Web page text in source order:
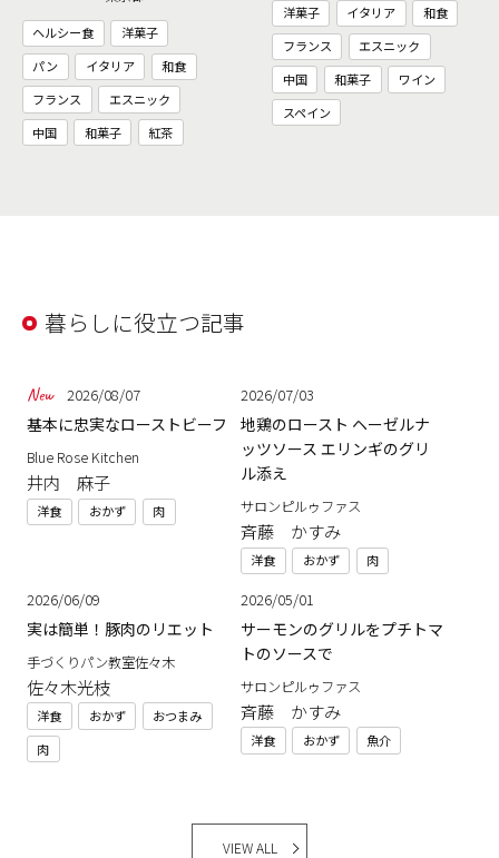
ヘルシー食
洋菓子
パン
イタリア
和食
フランス
エスニック
中国
和菓子 紅茶
洋菓子 イタリア
和食
フランス
エスニック
中国
和菓子
ワイン
スペイン
暮らしに役立つ記事
2026/08/07
基本に忠実なローストビーフ
Blue Rose Kitchen
井内 麻子
洋食 おかず 肉
2026/07/03
地鶏のロースト ヘーゼルナ
ッツソース エリンギのグリ
ル添え
サロンピルゥファス
斉藤 かすみ
洋食 おかず 肉
2026/06/09
実は簡単！豚肉のリエット
手づくりパン教室佐々木
佐々木光枝
洋食 おかず
おつまみ
肉
2026/05/01
サーモンのグリルをプチトマ
トのソースで
サロンピルゥファス
斉藤 かすみ
洋食 おかず 魚介
VIEW ALL